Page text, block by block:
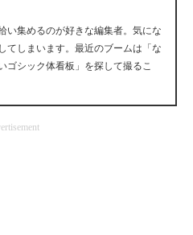
い集めるのが好きな編集者。気にな
てしまいます。最近のブームは「な
ゴシック体看板」を探して撮るこ